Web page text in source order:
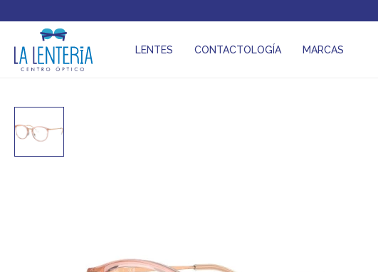
LENTES CONTACTOLOGÍA MARCAS